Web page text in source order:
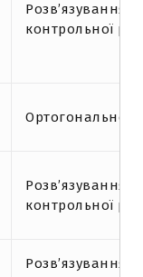
Розв’язування
контрольної
Ортогональне
Розв’язування
контрольної
Розв’язування